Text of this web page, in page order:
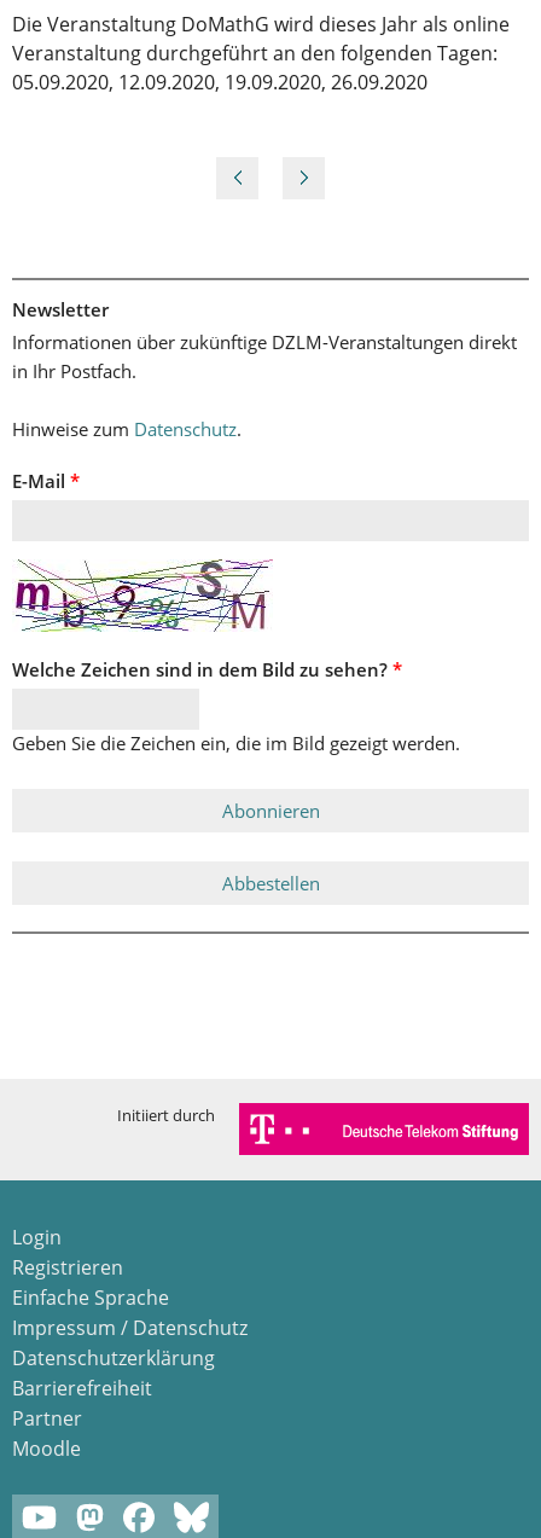
Die Veranstaltung DoMathG wird dieses Jahr als online
Veranstaltung durchgeführt an den folgenden Tagen:
05.09.2020, 12.09.2020, 19.09.2020, 26.09.2020
Newsletter
Informationen über zukünftige DZLM-Veranstaltungen direkt
in Ihr Postfach.
Hinweise zum Datenschutz.
E-Mail *
Welche Zeichen sind in dem Bild zu sehen? *
Geben Sie die Zeichen ein, die im Bild gezeigt werden.
Initiiert durch
Login
Registrieren
Einfache Sprache
Impressum / Datenschutz
Datenschutzerklärung
Barrierefreiheit
Partner
Moodle